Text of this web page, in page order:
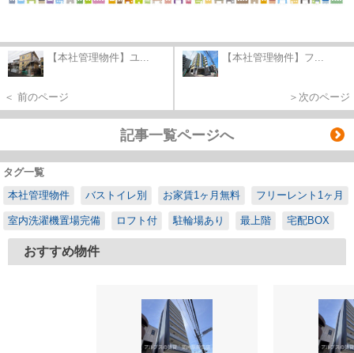
【本社管理物件】ユ...
＜ 前のページ
【本社管理物件】フ...
＞次のページ
記事一覧ページへ
タグ一覧
本社管理物件
バストイレ別 お家賃1ヶ月無料 フリーレント1ヶ月
室内洗濯機置場完備 ロフト付 駐輪場あり 最上階 宅配BOX
おすすめ物件